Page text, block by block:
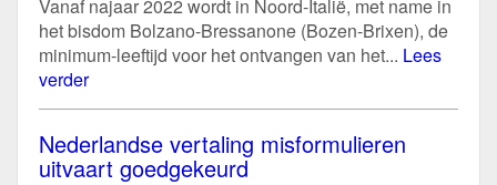
Vanaf najaar 2022 wordt in Noord-Italië, met name in
het bisdom Bolzano-Bressanone (Bozen-Brixen), de
minimum-leeftijd voor het ontvangen van het... Lees
verder
Nederlandse vertaling misformulieren
uitvaart goedgekeurd